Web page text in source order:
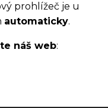
prohlížeč je u
automaticky.
náš web: